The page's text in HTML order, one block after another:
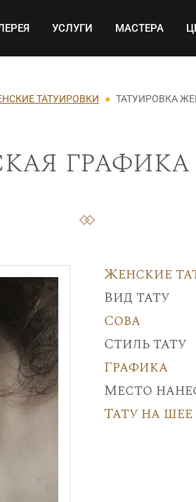
навигация
УСЛУГИ МАСТЕРА
ТАТУИРОВКИ ТАТУИРОВКА
Женские
Вид тату
Сова
Стиль тату
Графика
Место
Тату на шее